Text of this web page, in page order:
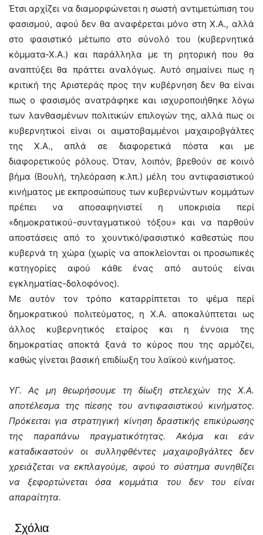
Έτσι αρχίζει να διαμορφώνεται η σωστή αντιμετώπιση του
φασισμού, αφού δεν θα αναφέρεται μόνο στη Χ.Α., αλλά
στο φασιστικό μέτωπο στο σύνολό του (κυβερνητικά
κόμματα-Χ.Α.) και παράλληλα με τη ρητορική που θα
αναπτύξει θα πράττει αναλόγως. Αυτό σημαίνει πως η
κριτική της Αριστεράς προς την κυβέρνηση δεν θα είναι
πως ο φασισμός ανατράφηκε και ισχυροποιήθηκε λόγω
των λανθασμένων πολιτικών επιλογών της, αλλά πως οι
κυβερνητικοί είναι οι αιματοβαμμένοι μαχαιροβγάλτες
της Χ.Α., απλά σε διαφορετικά πόστα και με
διαφορετικούς ρόλους. Όταν, λοιπόν, βρεθούν σε κοινό
βήμα (Βουλή, τηλεόραση κ.λπ.) μέλη του αντιφασιστικού
κινήματος με εκπροσώπους των κυβερνώντων κομμάτων
πρέπει να αποσαφηνιστεί η υποκρισία περί
«δημοκρατικού-συνταγματικού τόξου» και να παρθούν
αποστάσεις από το χουντικό/φασιστικό καθεστώς που
κυβερνά τη χώρα (χωρίς να αποκλείονται οι προσωπικές
κατηγορίες αφού κάθε ένας από αυτούς είναι
εγκληματίας-δολοφόνος).
Με αυτόν τον τρόπο καταρρίπτεται το ψέμα περί
δημοκρατικού πολιτεύματος, η Χ.Α. αποκαλύπτεται ως
άλλος κυβερνητικός εταίρος και η έννοια της
δημοκρατίας αποκτά ξανά το κύρος που της αρμόζει,
καθώς γίνεται βασική επιδίωξη του λαϊκού κινήματος.
ΥΓ. Ας μη θεωρήσουμε τη δίωξη στελεχών της Χ.Α.
αποτέλεσμα της πίεσης του αντιφασιστικού κινήματος.
Πρόκειται για στρατηγική κίνηση δραστικής επικύρωσης
της παραπάνω πραγματικότητας. Ακόμα και εάν
καταδικαστούν οι συλληφθέντες μαχαιροβγάλτες δεν
χρειάζεται να εκπλαγούμε, αφού το σύστημα συνηθίζει
να ξεφορτώνεται όσα κομμάτια του δεν του είναι
απαραίτητα.
Σχόλια